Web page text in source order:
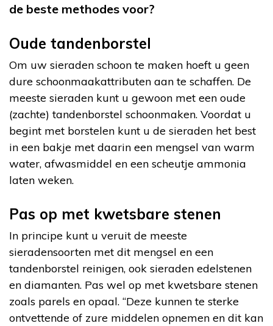
de beste methodes voor?
Oude tandenborstel
Om uw sieraden schoon te maken hoeft u geen
dure schoonmaakattributen aan te schaffen. De
meeste sieraden kunt u gewoon met een oude
(zachte) tandenborstel schoonmaken. Voordat u
begint met borstelen kunt u de sieraden het best
in een bakje met daarin een mengsel van warm
water, afwasmiddel en een scheutje ammonia
laten weken.
Pas op met kwetsbare stenen
In principe kunt u veruit de meeste
sieradensoorten met dit mengsel en een
tandenborstel reinigen, ook sieraden edelstenen
en diamanten. Pas wel op met kwetsbare stenen
zoals parels en opaal. “Deze kunnen te sterke
ontvettende of zure middelen opnemen en dit kan